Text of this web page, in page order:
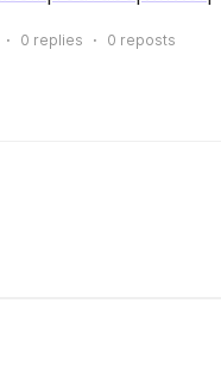
0 replies 0 reposts